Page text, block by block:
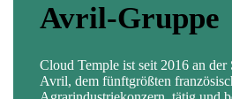
Avril-Gruppe
Cloud Temple ist seit 2016 an der
Avril, dem fünftgrößten
Institut de
pour le
(IRD)
Apave-Gruppe
Als Spezialist für die
menschlichen, ökologischen und